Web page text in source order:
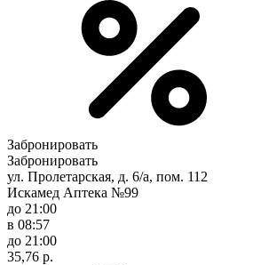
Забронировать
Забронировать
ул. Пролетарская, д. 6/а, пом. 112
Искамед Аптека №99
до 21:00
в 08:57
до 21:00
35,76 р.